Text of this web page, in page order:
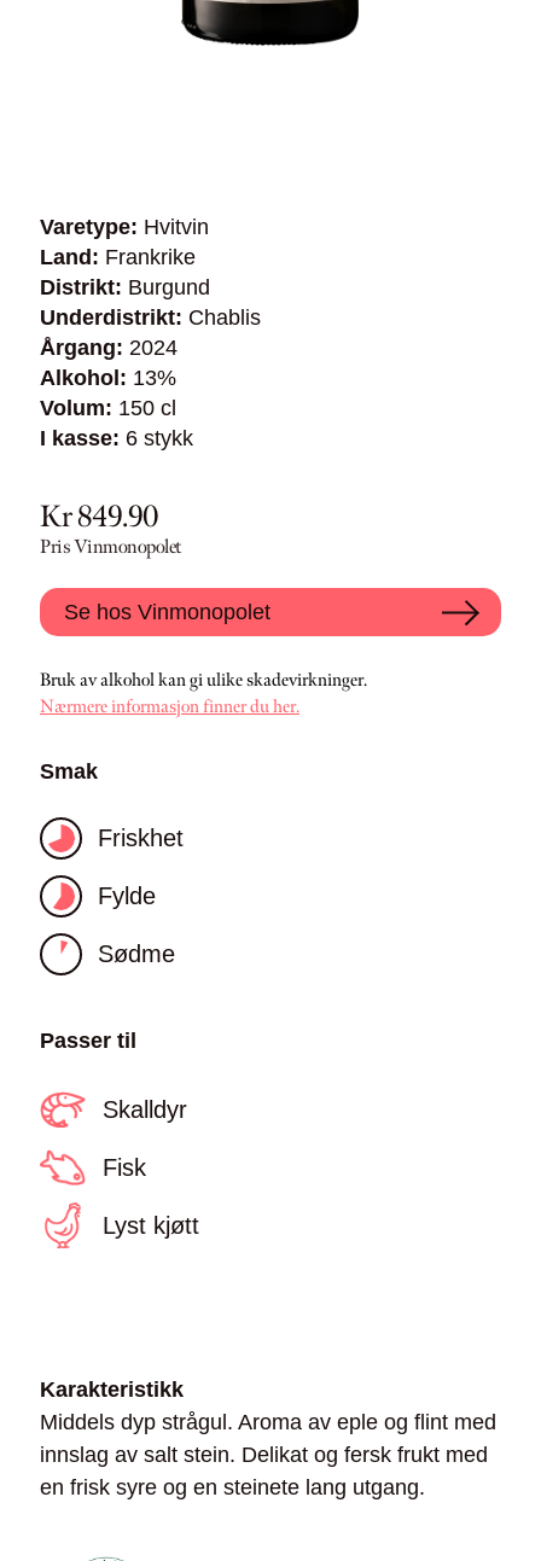
Varetype: Hvitvin
Land: Frankrike
Distrikt: Burgund
Underdistrikt: Chablis
Årgang: 2024
Alkohol: 13%
Volum: 150 cl
I kasse: 6 stykk
Kr 849.90
Pris Vinmonopolet
Se hos Vinmonopolet
Bruk av alkohol kan gi ulike skadevirkninger.
Nærmere informasjon finner du her.
Smak
Friskhet
Fylde
Sødme
Passer til
Skalldyr
Fisk
Lyst kjøtt
Karakteristikk
Middels dyp strågul. Aroma av eple og flint med
innslag av salt stein. Delikat og fersk frukt med
en frisk syre og en steinete lang utgang.